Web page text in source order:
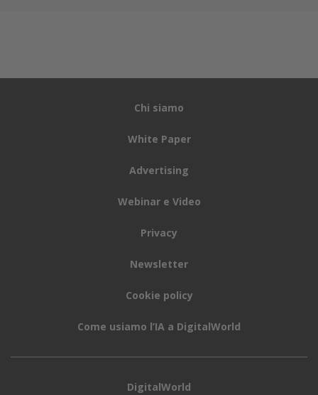
Chi siamo
White Paper
Advertising
Webinar e Video
Privacy
Newsletter
Cookie policy
Come usiamo l’IA a DigitalWorld
DigitalWorld